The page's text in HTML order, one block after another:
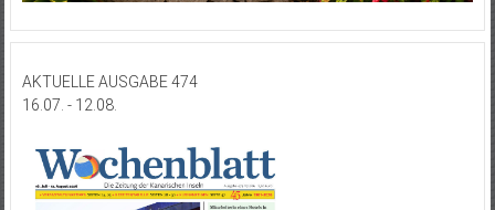
AKTUELLE AUSGABE 474
16.07. - 12.08.